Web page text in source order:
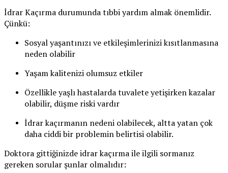
İdrar Kaçırma durumunda tıbbi yardım almak önemlidir.
Çünkü:
Sosyal yaşantınızı ve etkileşimlerinizi kısıtlanmasına
neden olabilir
Yaşam kalitenizi olumsuz etkiler
Özellikle yaşlı hastalarda tuvalete yetişirken kazalar
olabilir, düşme riski vardır
İdrar kaçırmanın nedeni olabilecek, altta yatan çok
daha ciddi bir problemin belirtisi olabilir.
Doktora gittiğinizde idrar kaçırma ile ilgili sormanız
gereken sorular şunlar olmalıdır: